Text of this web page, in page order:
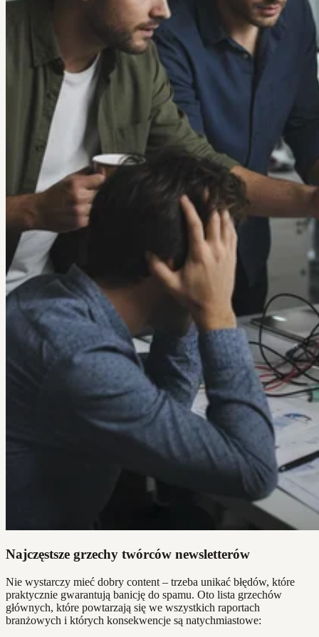
Najczęstsze grzechy twórców newsletterów
Nie wystarczy mieć dobry content – trzeba unikać błędów, które
praktycznie gwarantują banicję do spamu. Oto lista grzechów
głównych, które powtarzają się we wszystkich raportach
branżowych i których konsekwencje są natychmiastowe: